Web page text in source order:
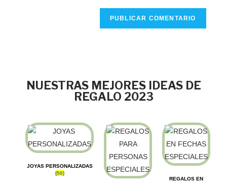
NUESTRAS MEJORES IDEAS DE
REGALO 2023
JOYAS PERSONALIZADAS
(50)
REGALOS EN